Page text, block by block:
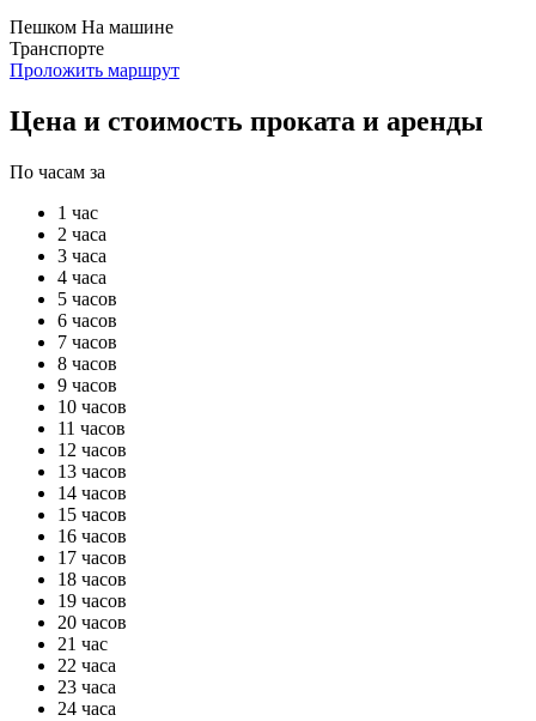
Пешком На машине
Транспорте
Проложить маршрут
Цена и стоимость проката и аренды
По часам за
1 час
2 часа
3 часа
4 часа
5 часов
6 часов
7 часов
8 часов
9 часов
10 часов
11 часов
12 часов
13 часов
14 часов
15 часов
16 часов
17 часов
18 часов
19 часов
20 часов
21 час
22 часа
23 часа
24 часа